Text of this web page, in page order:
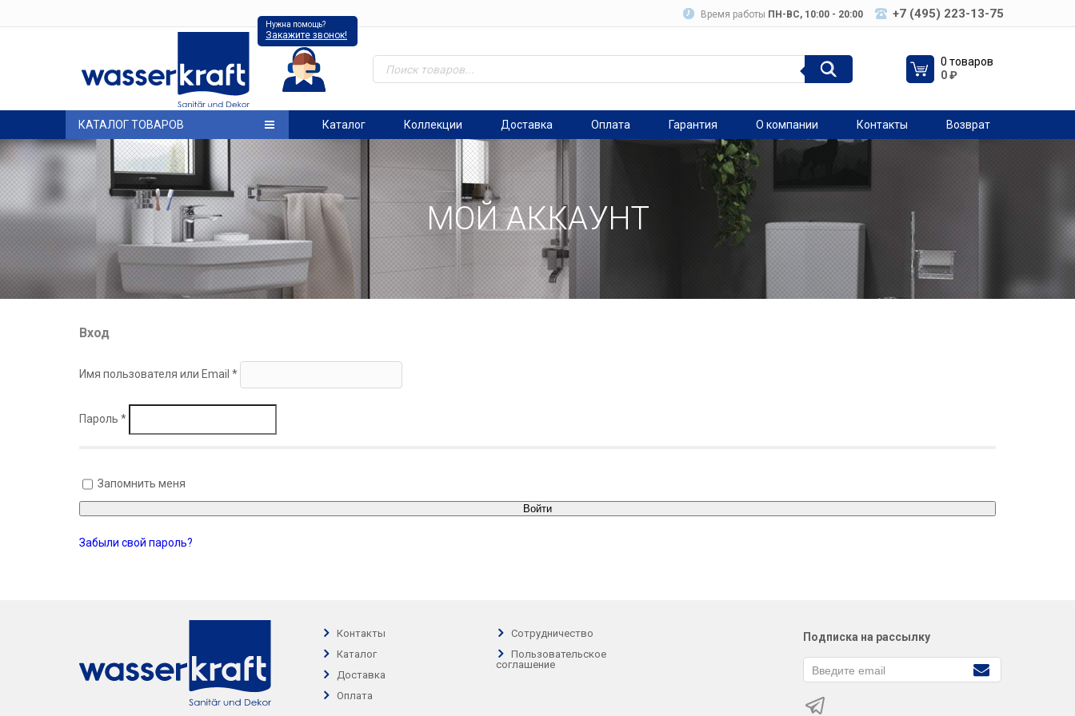
Время работы ПН-ВC, 10:00 - 20:00 +7 (495) 223-13-75
Нужна помощь?
Закажите звонок!
0 товаров
0₽
КАТАЛОГ ТОВАРОВ Каталог Коллекции Доставка Оплата Гарантия О компании Контакты Возврат
МОЙ АККАУНТ
Вход
Имя пользователя или Email *
Пароль *
Запомнить меня
Войти
Забыли свой пароль?
Контакты
Каталог
Доставка
Оплата
Сотрудничество
Пользовательское
соглашение
Подписка на рассылку